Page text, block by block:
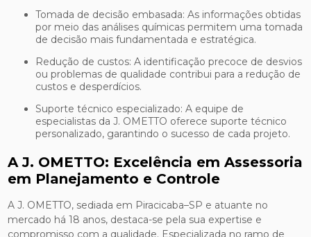
Tomada de decisão embasada: As informações obtidas
por meio das análises químicas permitem uma tomada
de decisão mais fundamentada e estratégica.
Redução de custos: A identificação precoce de desvios
ou problemas de qualidade contribui para a redução de
custos e desperdícios.
Suporte técnico especializado: A equipe de
especialistas da J. OMETTO oferece suporte técnico
personalizado, garantindo o sucesso de cada projeto.
A J. OMETTO: Excelência em Assessoria
em Planejamento e Controle
A J. OMETTO, sediada em Piracicaba–SP e atuante no
mercado há 18 anos, destaca-se pela sua expertise e
compromisso com a qualidade. Especializada no ramo de